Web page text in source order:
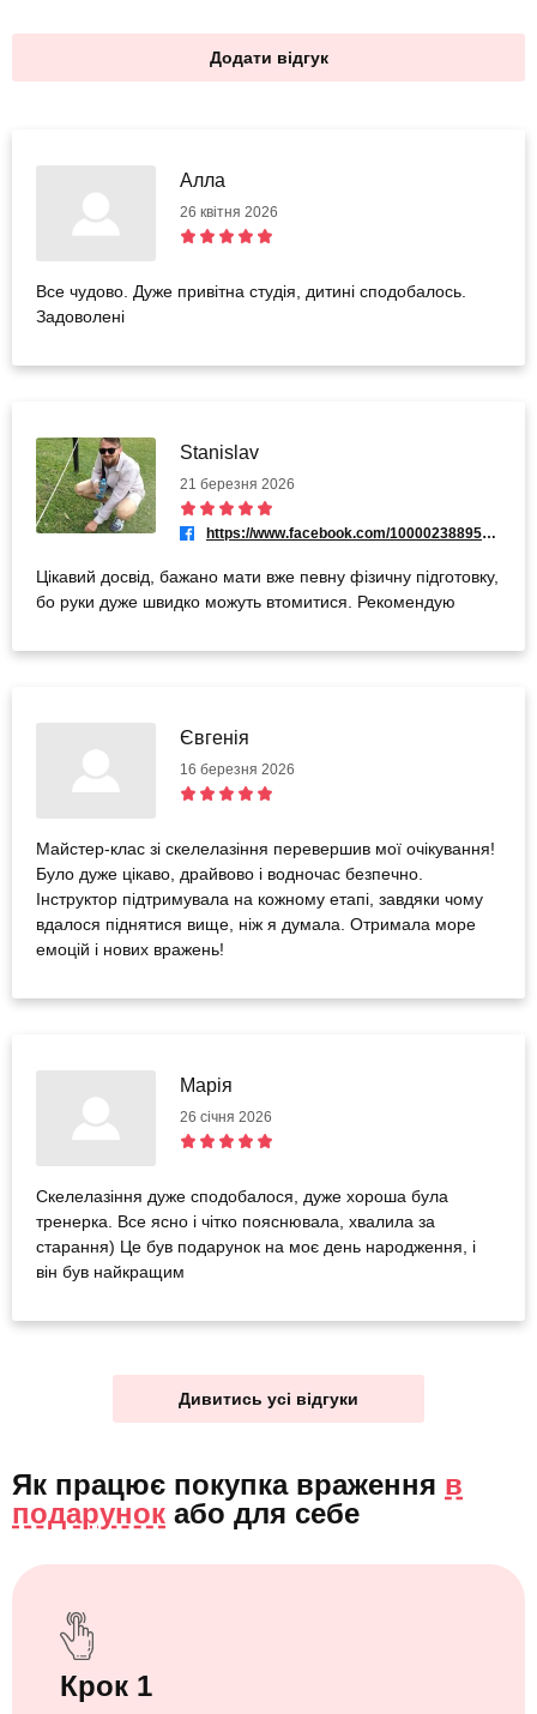
Додати відгук
Алла
26 квітня 2026
Все чудово. Дуже привітна студія, дитині сподобалось.
Задоволені
Stanislav
21 березня 2026
https://www.facebook.com/100002388955799
Цікавий досвід, бажано мати вже певну фізичну підготовку,
бо руки дуже швидко можуть втомитися. Рекомендую
Євгенія
16 березня 2026
Майстер-клас зі скелелазіння перевершив мої очікування!
Було дуже цікаво, драйвово і водночас безпечно.
Інструктор підтримувала на кожному етапі, завдяки чому
вдалося піднятися вище, ніж я думала. Отримала море
емоцій і нових вражень!
Марія
26 січня 2026
Скелелазіння дуже сподобалося, дуже хороша була
тренерка. Все ясно і чітко пояснювала, хвалила за
старання) Це був подарунок на моє день народження, і
він був найкращим
Дивитись усі відгуки
Як працює покупка враження в
подарунок або для себе
Крок 1